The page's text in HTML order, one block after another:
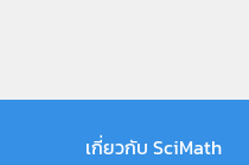
เกี่ยวกับ SciMath